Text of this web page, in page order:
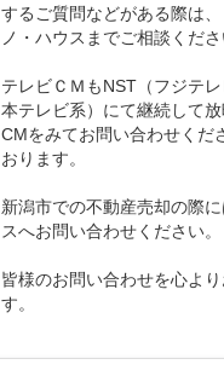
するご質問などがある際は
ノ・ハウスまでご相談くだ
テレビＣＭもNST（フジテ
本テレビ系）にて継続して放
CMをみてお問い合わせくだ
おります。
新潟市での不動産売却の際
スへお問い合わせください。
皆様のお問い合わせを心よ
す。